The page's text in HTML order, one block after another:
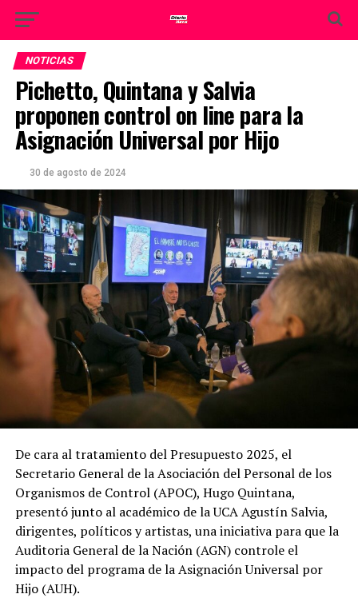
NOTICIAS
Pichetto, Quintana y Salvia
proponen control on line para la
Asignación Universal por Hijo
30 de agosto de 2024
De cara al tratamiento del Presupuesto 2025, el
Secretario General de la Asociación del Personal de los
Organismos de Control (APOC), Hugo Quintana,
presentó junto al académico de la UCA Agustín Salvia,
dirigentes, políticos y artistas, una iniciativa para que la
Auditoria General de la Nación (AGN) controle el
impacto del programa de la Asignación Universal por
Hijo (AUH).